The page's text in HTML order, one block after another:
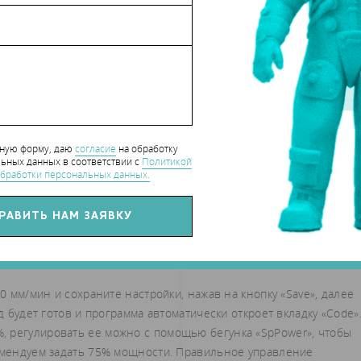
форму, даю согласие на обработку
данных в соответствии с Политикой
персональных данных.
границ).
BlackWhite – это инверсия цветов, картинка открывается
что гравировать (фон или саму картинку). Outline —
С помощью кнопки «Scale» вы можете вручную задать размеры
гравера.
сгенерировать G-code.
мм/мин и сохраните настройки, нажав на кнопку «Save», далее
готов и программа автоматически откроет вкладку «Code».
ее можно с помощью бегунка «SpPower», чтобы
задать 75% мощности. Правильное управление